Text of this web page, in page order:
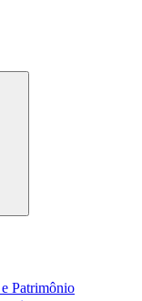
Patrimônio